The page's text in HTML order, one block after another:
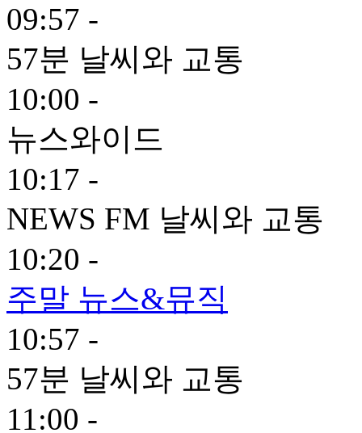
09:57 -
57분 날씨와 교통
10:00 -
뉴스와이드
10:17 -
NEWS FM 날씨와 교통
10:20 -
주말 뉴스&뮤직
10:57 -
57분 날씨와 교통
11:00 -